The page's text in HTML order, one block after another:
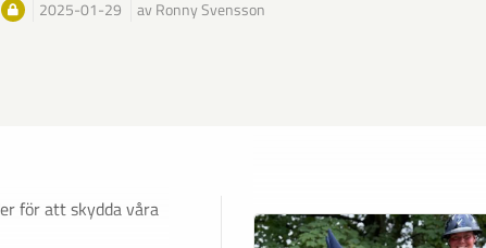
2025-01-29 av Ronny Svensson
för att skydda våra